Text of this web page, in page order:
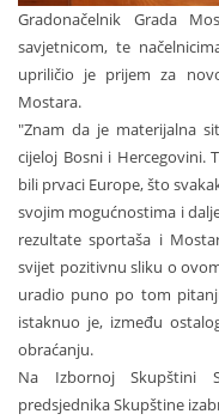
Gradonačelnik Grada
savjetnicom, te
upriličio je prijem za
Mostara.
"Znam da je materijalna
cijeloj Bosni i Hercegovini.
bili prvaci Europe, što
svojim mogućnostima i
rezultate sportaša i
svijet pozitivnu sliku o
uradio puno po tom
istaknuo je, između
obraćanju.
Na Izbornoj Skupštini
predsjednika Skupštine